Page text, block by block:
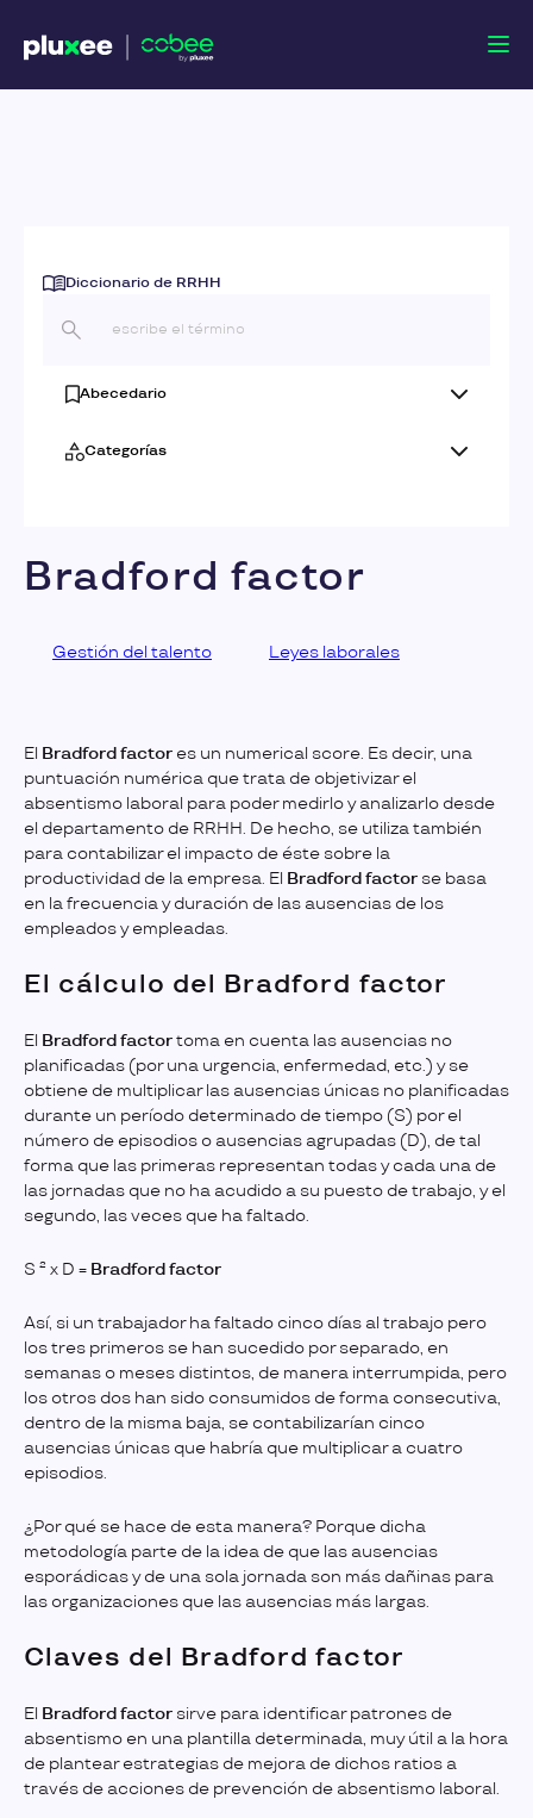
Diccionario de RRHH
Abecedario
Categorías
Bradford factor
Gestión del talento Leyes laborales
El Bradford factor es un numerical score. Es decir, una
puntuación numérica que trata de objetivizar el
absentismo laboral para poder medirlo y analizarlo desde
el departamento de RRHH. De hecho, se utiliza también
para contabilizar el impacto de éste sobre la
productividad de la empresa. El Bradford factor se basa
en la frecuencia y duración de las ausencias de los
empleados y empleadas.
El cálculo del Bradford factor
El Bradford factortoma en cuenta las ausencias no
planificadas (por una urgencia, enfermedad, etc.) y se
obtiene de multiplicar las ausencias únicas no planificadas
durante un período determinado de tiempo (S) por el
número de episodios o ausencias agrupadas (D), de tal
forma que las primeras representan todas y cada una de
las jornadas que no ha acudido a su puesto de trabajo, y el
segundo, las veces que ha faltado.
S ² x D = Bradford factor
Así, si un trabajador ha faltado cinco días al trabajo pero
los tres primeros se han sucedido por separado, en
semanas o meses distintos, de manera interrumpida, pero
los otros dos han sido consumidos de forma consecutiva,
dentro de la misma baja, se contabilizarían cinco
ausencias únicas que habría que multiplicar a cuatro
episodios.
¿Por qué se hace de esta manera? Porque dicha
metodología parte de la idea de que las ausencias
esporádicas y de una sola jornada son más dañinas para
las organizaciones que las ausencias más largas.
Claves del Bradford factor
El Bradford factor sirve para identificar patrones de
absentismo en una plantilla determinada, muy útil a la hora
de plantear estrategias de mejora de dichos ratios a
través de acciones de prevención de absentismo laboral.